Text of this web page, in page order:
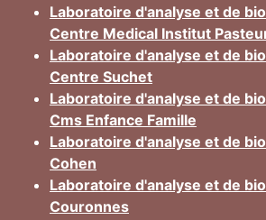
Laboratoire d'analyse et de
Centre Medical Institut
Laboratoire d'analyse et de
Centre Suchet
Laboratoire d'analyse et de
Cms Enfance Famille
Laboratoire d'analyse et de
Cohen
Laboratoire d'analyse et de
Couronnes